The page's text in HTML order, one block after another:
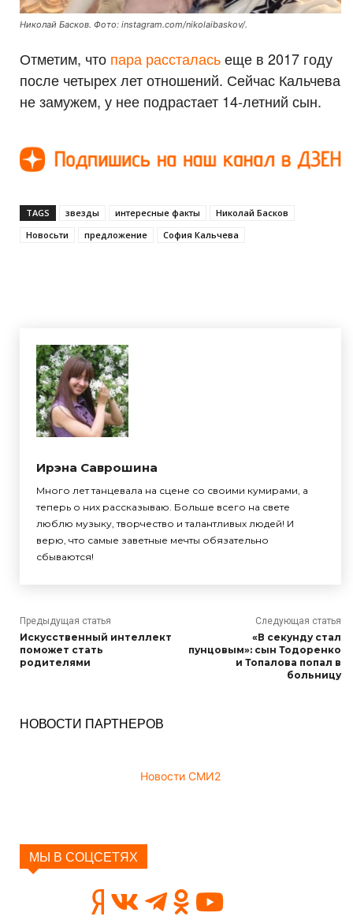
Николай Басков. Фото: instagram.com/nikolaibaskov/.
Отметим, что пара рассталасьеще в 2017 году
после четырех лет отношений. Сейчас Кальчева
не замужем, у нее подрастает 14-летний сын.
TAGS звезды интересные факты
Николай Басков
Новосьти
предложение София Кальчева
Ирэна Саврошина
Много лет танцевала на сцене со своими кумирами, а
теперь о них рассказываю. Больше всего на свете
люблю музыку, творчество и талантливых людей! И
верю, что самые заветные мечты обязательно
сбываются!
Предыдущая статья
Искусственный интеллект
поможет стать
родителями
Следующая статья
«В секунду стал
пунцовым»: сын Тодоренко
и Топалова попал в
больницу
НОВОСТИ ПАРТНЕРОВ
Новости СМИ2
МЫ В СОЦСЕТЯХ